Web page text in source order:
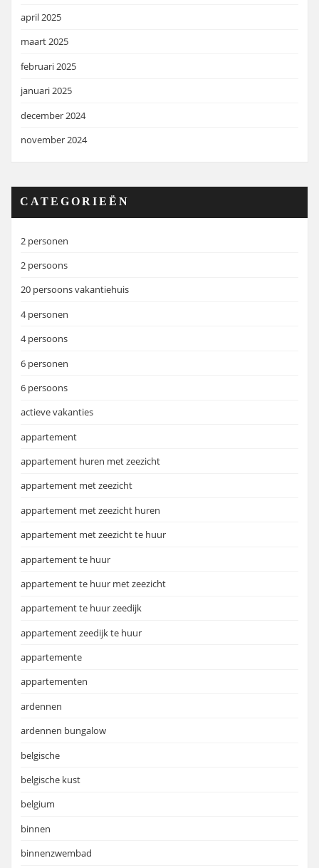
april 2025
maart 2025
februari 2025
januari 2025
december 2024
november 2024
CATEGORIEËN
2 personen
2 persoons
20 persoons vakantiehuis
4 personen
4 persoons
6 personen
6 persoons
actieve vakanties
appartement
appartement huren met zeezicht
appartement met zeezicht
appartement met zeezicht huren
appartement met zeezicht te huur
appartement te huur
appartement te huur met zeezicht
appartement te huur zeedijk
appartement zeedijk te huur
appartemente
appartementen
ardennen
ardennen bungalow
belgische
belgische kust
belgium
binnen
binnenzwembad